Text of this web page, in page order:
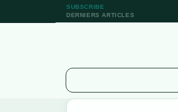
SUBSCRIBE
DERNIERS ARTICLES